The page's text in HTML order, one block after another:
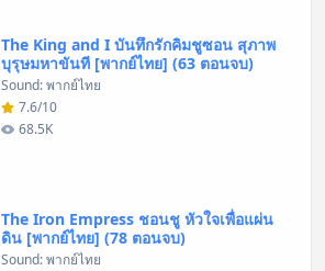
The King and I บันทึกรักคิมชูซอน สุภาพ
บุรุษมหาขันที [พากย์ไทย] (63 ตอนจบ)
Sound: พากย์ไทย
7.6/10
68.5K
The Iron Empress ชอนชู หัวใจเพื่อแผ่น
ดิน [พากย์ไทย] (78 ตอนจบ)
Sound: พากย์ไทย